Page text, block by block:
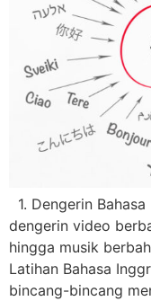
1. Dengerin
dengerin video
hingga musik
Latihan Bahasa
bincang-bincang